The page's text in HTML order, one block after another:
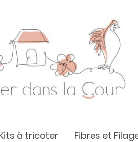
à tricoter Fibres et